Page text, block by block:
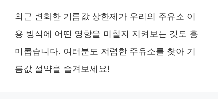
최근 변화한 기름값 상한제가 우리의 주유소 이
용 방식에 어떤 영향을 미칠지 지켜보는 것도 흥
미롭습니다. 여러분도 저렴한 주유소를 찾아 기
름값 절약을 즐겨보세요!